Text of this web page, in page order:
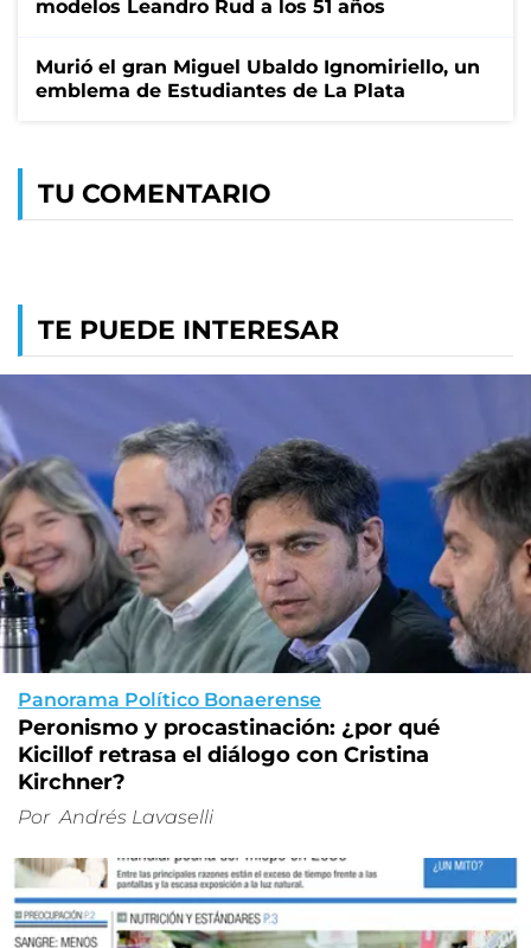
modelos Leandro Rud a los 51 años
Murió el gran Miguel Ubaldo Ignomiriello, un
emblema de Estudiantes de La Plata
TU COMENTARIO
TE PUEDE INTERESAR
Panorama Político Bonaerense
Peronismo y procastinación: ¿por qué
Kicillof retrasa el diálogo con Cristina
Kirchner?
Por Andrés Lavaselli